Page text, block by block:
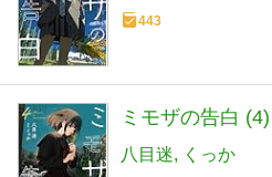
443
ミモザの告白
八目迷 くっか